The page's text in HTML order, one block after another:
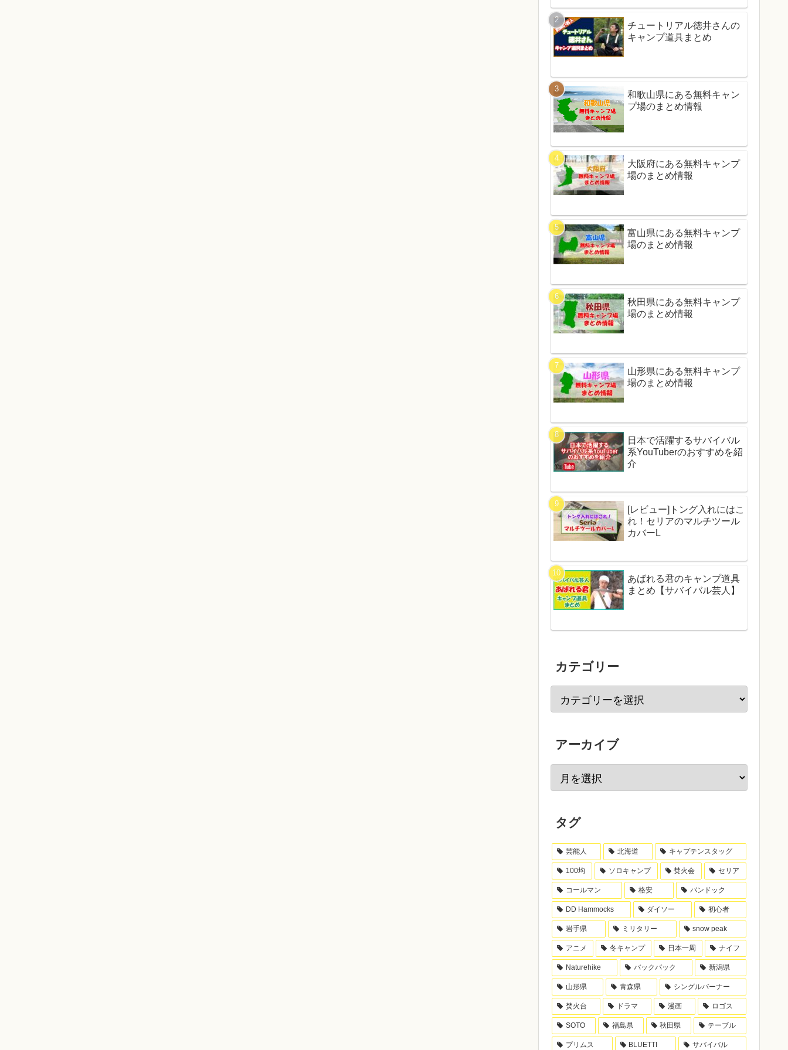
チュートリアル徳井さんの
キャンプ道具まとめ
和歌山県にある無料キャン
プ場のまとめ情報
大阪府にある無料キャンプ
場のまとめ情報
富山県にある無料キャンプ
場のまとめ情報
秋田県にある無料キャンプ
場のまとめ情報
山形県にある無料キャンプ
場のまとめ情報
日本で活躍するサバイバル
系YouTuberのおすすめを紹
介
[レビュー]トング入れにはこ
れ！セリアのマルチツール
カバーL
あばれる君のキャンプ道具
まとめ【サバイバル芸人】
カテゴリー
アーカイブ
タグ
芸能人 北海道 キャプテンスタッグ
100均 ソロキャンプ 焚火会 セリア
コールマン 格安 バンドック
DD Hammocks ダイソー 初心者
岩手県 ミリタリー snow peak
アニメ 冬キャンプ 日本一周 ナイフ
Naturehike バックパック 新潟県
山形県 青森県 シングルバーナー
焚火台 ドラマ 漫画 ロゴス
SOTO 福島県 秋田県 テーブル
プリムス BLUETTI サバイバル